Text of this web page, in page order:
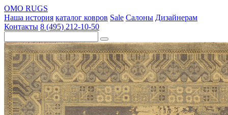
OMO RUGS
Наша история каталог ковров Sale Салоны Дизайнерам
Контакты 8 (495) 212-10-50